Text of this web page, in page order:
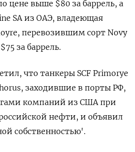
цене выше $80 за баррель, а
SA из ОАЭ, владеющая
перевозившим сорт Novy
за баррель.
что танкеры SCF Primorye
заходившие в порты РФ,
компаний из США при
нефти, и объявил
собственностью'.